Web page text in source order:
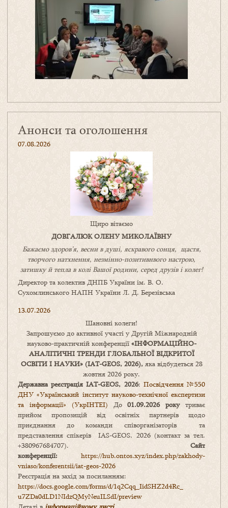
Анонси та оголошення
07.08.2026
Щиро вітаємо
ДОВГАЛЮК ОЛЕНУ МИКОЛАЇВНУ
Бажаємо здоров’я, весни в душі, яскравого сонця, щастя,
творчого натхнення, незмінно-позитивнвого настрою,
затишкуйтепла в коліВашоїродини, серед друзів і колег!
Директор та колектив ДНПБ України ім. В. О.
Сухомлинського НАПН України Л. Д. Березівська
13.07.2026
Шановні колеги!
Запрошуємо до активної участі у Другій Міжнародній
науково-практичній конференції «ІНФОРМАЦІЙНО-
АНАЛІТИЧНІ ТРЕНДИ ГЛОБАЛЬНОЇ ВІДКРИТОЇ
ОСВІТИ І НАУКИ» (IAT-GEOS, 2026),яка відбудеться 28
жовтня 2026 року.
Державна реєстрація IAT-GEOS, 2026: Посвідчення №550
ДНУ «Український інститут науково-технічної експертизи
та інформації» (УкрІНТЕІ) До01.09.2026 рокутриває
прийом пропозицій від освітніх партнерів щодо
приєднання до команди співорганізаторів та
представлення спікерів IAS-GEOS, 2026 (контакт за тел.
+380967684707). Сайт
конференції: https://hub.ontos.xyz/index.php/zakhody-
vniaso/konferentsii/iat-geos-2026
Реєстрація на захід за посиланням:
https://docs.google.com/forms/d/1q2Cqq_IidSHZ2d4Rc_
u7ZDa0dLD1NIdzQMyNeuILSdI/preview